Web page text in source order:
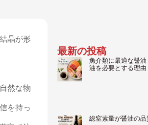
晶が形
然な物
を持っ
最新の投稿
魚介類に最適な醤
油を必要とする理由
総窒素量が醤油の